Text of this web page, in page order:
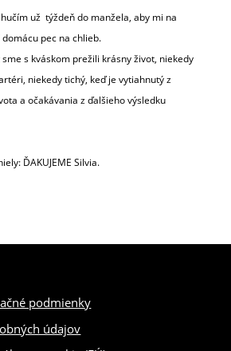
už týždeň do manžela, aby mi na
pec na chlieb.
s kváskom prežili krásny život, niekedy
niekedy tichý, keď je vytiahnutý z
a očakávania z ďalšieho výsledku
ĎAKUJEME Silvia.
podmienky
údajov